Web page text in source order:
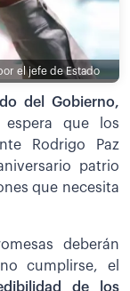
el jefe de Estado
del Gobierno,
que los
Rodrigo Paz
patrio
que necesita
deberán
cumplirse, el
de los